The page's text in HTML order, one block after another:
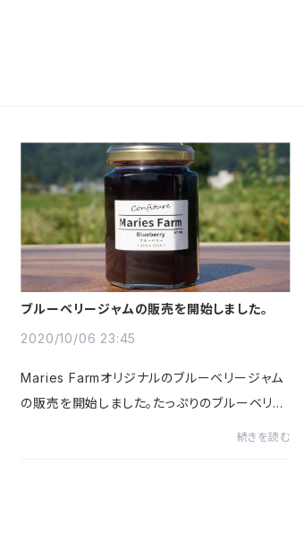
ブルーベリージャムの販売を開始しました。
2020/10/06 23:45
Maries Farmオリジナルのブルーベリージャム
の販売を開始しました。たっぷりのブルーベリー
を、砂糖と少量のレモンだけで煮詰めたシンプ
続きを読む